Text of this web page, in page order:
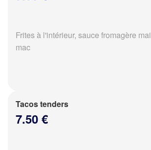
Frites à l'intérieur, sauce fromagère
mac
Tacos tenders
7.50 €